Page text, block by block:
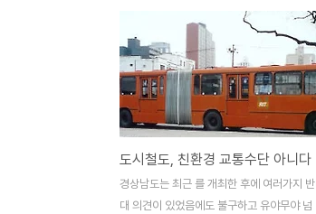
미 수립된 경전철 도입계획을 보류하고 있는
실정입니다. 또한 용인시는 운영적자 부담이
극심하며, 광명과 안양시에서는 자치단체간
재정분담문제로 갈등이 일어나고 있다고 합
니다. ▲ '인구 줄어드는데 도시철도 진짜 필
요할까?' - 10월 7일 ▲ '의혹투성이 도시철
도 기본계획' - 12월 2일 ▲ '도시철도 친환
경 교통수단 아니다' - 12월 11일 ▲ '도시철
도 생기면 시내버스는 어쩌나?' - 12월 17일
도시철도, 친환경 교통수단 아니다
경상남도는 최근 를 개최한 후에 여러가지 반
대 의견이 있었음에도 불구하고 유야무야 넘